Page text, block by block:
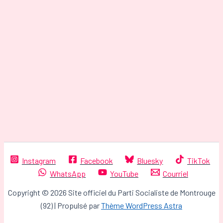
Instagram Facebook Bluesky
TikTok
WhatsApp
YouTube Courriel
Copyright © 2026 Site officiel du Parti Socialiste de Montrouge
(92) | Propulsé parThème WordPress Astra